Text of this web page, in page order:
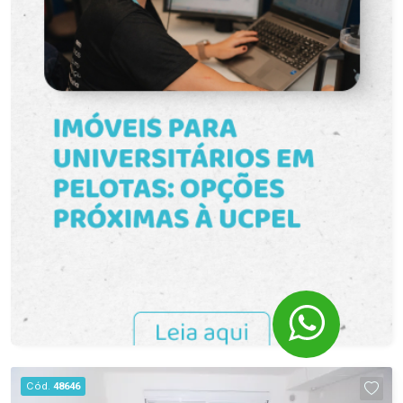
serviços, garantindo mobilidade e conveniência
para toda a família. Aproveite esta oportunidade e
ainda receba R$ 100,00 de bonificação nos dois
primeiros meses de locação. Agende sua visita e
venha conhecer seu novo lar!
Cód. 48646